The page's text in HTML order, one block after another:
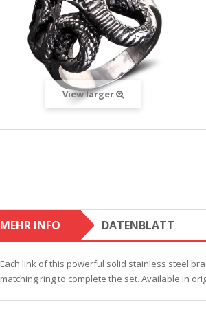
View larger
MEHR INFO DATENBLATT
Each link of this powerful solid stainless steel
matching ring to complete the set. Available in